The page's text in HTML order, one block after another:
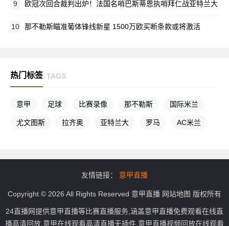
9 欧冠次回合裁判出炉！法国名哨巴斯蒂恩执哨拜仁战亚特兰大
10 那不勒斯瞄准葡体锋线新星 1500万欧买断条款或将激活
热门标签 TAGS
意甲 足球 比赛录像 那不勒斯 国际米兰
尤文图斯 拉齐奥 亚特兰大 罗马 AC米兰
友情链接： 意甲直播
Copyright © 2026 All Rights Reserved 意甲直播 网站地图 版权所有
24直播网提供意甲直播等比赛直播服务,涵盖意甲直播免费观看在线直
播高清回放,意甲在线观看高清直播无插件,意甲直播视频回放在线观看